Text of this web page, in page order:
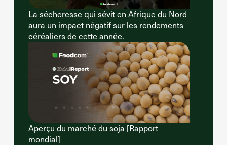
La sécheresse qui sévit en Afrique du Nord
aura un impact négatif sur les rendements
céréaliers de cette année.
Aperçu du marché du soja [Rapport
mondial]